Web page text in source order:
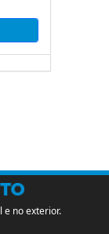
e no exterior.